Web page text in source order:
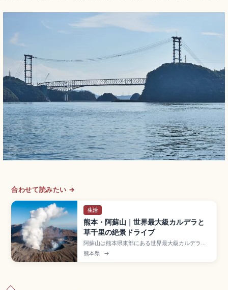
合わせて読みたい →
生活
熊本・阿蘇山｜世界最大級カルデラと
草千里の絶景ドライブ
阿蘇山は熊本県東部にある世界最大級カルデラを
有する活火山で、東西約18km・南北約25km・面
積約350㎢のスポット。2014年ユネスコ世界ジオ
熊本県 →